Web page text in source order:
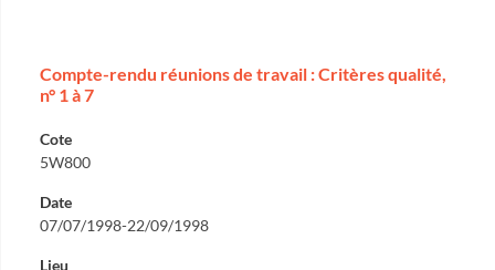
Compte-rendu réunions de travail : Critères qualité,
n° 1 à 7
Cote
5W800
Date
07/07/1998-22/09/1998
Lieu